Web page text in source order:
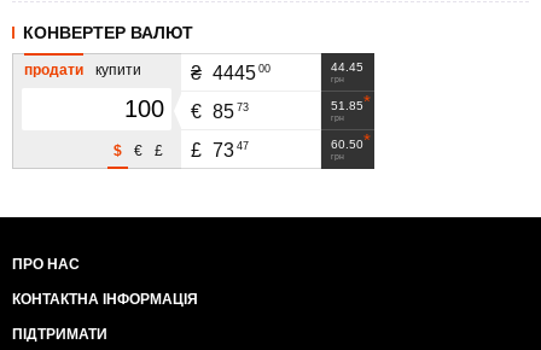
КОНВЕРТЕР ВАЛЮТ
продати купити
£
€
$
44.45
грн
₴ 4445 00
51.85
грн
€ 85 73
60.50
грн
£ 73 47
ПРО НАС
КОНТАКТНА ІНФОРМАЦІЯ
ПІДТРИМАТИ